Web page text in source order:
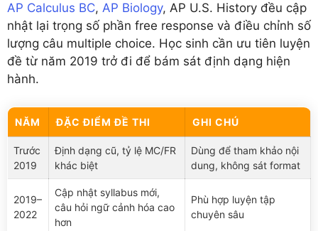
AP Calculus BC, AP Biology, AP U.S. History đều cập
nhật lại trọng số phần free response và điều chỉnh số
lượng câu multiple choice. Học sinh cần ưu tiên luyện
đề từ năm 2019 trở đi để bám sát định dạng hiện
hành.
NĂM ĐẶC ĐIỂM ĐỀ THI GHI CHÚ
Trước
2019
Định dạng cũ, tỷ lệ MC/FR
khác biệt
Dùng để tham khảo nội
dung, không sát format
2019–
2022
Cập nhật syllabus mới,
câu hỏi ngữ cảnh hóa cao
hơn
Phù hợp luyện tập
chuyên sâu